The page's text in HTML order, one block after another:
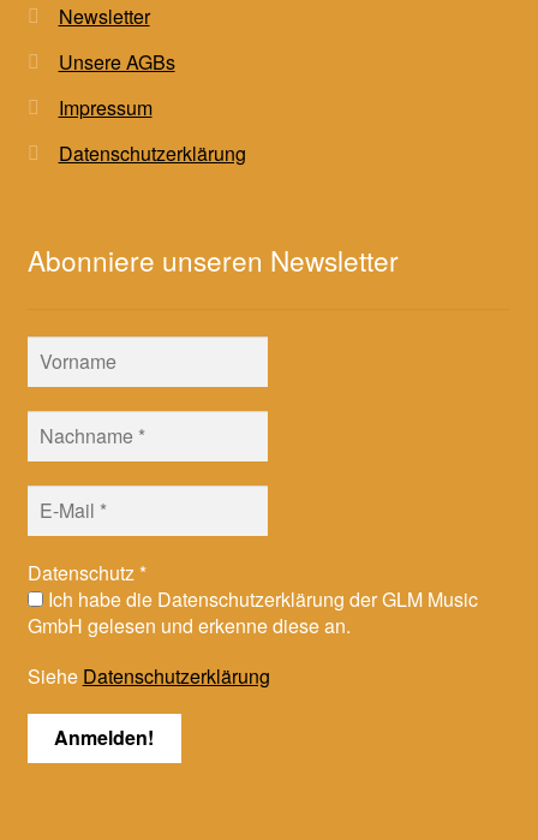
Newsletter
Unsere AGBs
Impressum
Datenschutzerklärung
Abonniere unseren Newsletter
Datenschutz*
Ich habe die Datenschutzerklärung der GLM Music
GmbH gelesen und erkenne diese an.
Siehe Datenschutzerklärung